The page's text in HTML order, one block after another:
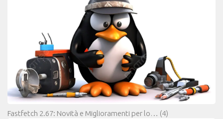
Fastfetch 2.67: Novità e Miglioramenti per lo… (4)